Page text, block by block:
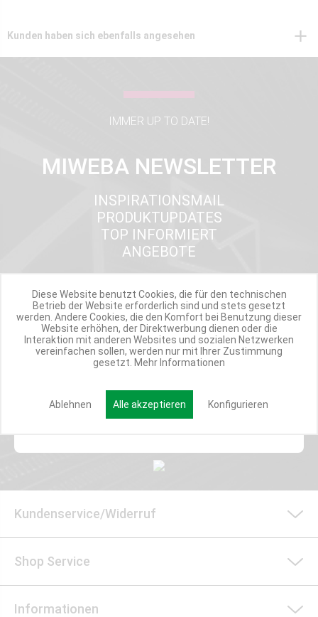
Kunden haben sich ebenfalls angesehen
IMMER UP TO DATE!
MIWEBA NEWSLETTER
INSPIRATIONSMAIL
PRODUKTUPDATES
TOP INFORMIERT
ANGEBOTE
Werde Teil der Miweba Community!
Verpasse nie wieder exklusive Newsletter-Rabatte und Aktionen
Kundenservice/Widerruf
Shop Service
Informationen
Diese Website benutzt Cookies, die für den technischen
Betrieb der Website erforderlich sind und stets gesetzt
werden. Andere Cookies, die den Komfort bei Benutzung dieser
Website erhöhen, der Direktwerbung dienen oder die
Interaktion mit anderen Websites und sozialen Netzwerken
vereinfachen sollen, werden nur mit Ihrer Zustimmung
gesetzt. Mehr Informationen
Ablehnen Alle akzeptieren Konfigurieren